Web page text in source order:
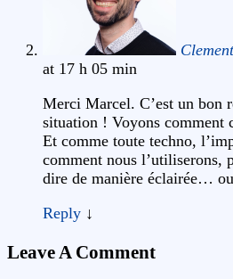
at 17 h 05 min
Merci Marcel. C’est un bon
situation ! Voyons comment
Et comme toute techno,
comment nous l’utiliserons,
dire de manière éclairée…
Reply ↓
Leave A Comment